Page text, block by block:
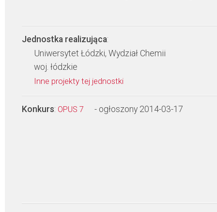
Jednostka realizująca:
Uniwersytet Łódzki, Wydział Chemii
woj. łódzkie
Inne projekty tej jednostki
Konkurs: OPUS 7 - ogłoszony 2014-03-17